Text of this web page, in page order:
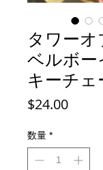
タワー
ベルボ
キーチェ
$24.00価
数量 *